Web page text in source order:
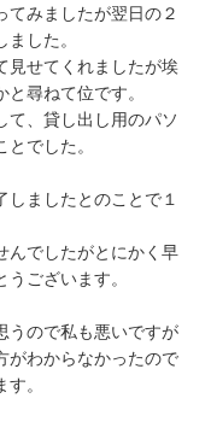
てみましたが翌日の２
した。
見せてくれましたが埃
尋ねて位です。
て、貸し出し用のパソ
でした。
ましたとのことで１
んでしたがとにかく早
ございます。
うので私も悪いですが
がわからなかったので
。